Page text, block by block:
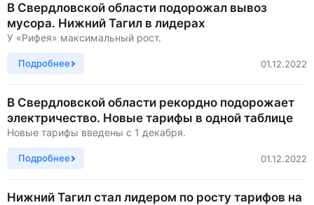
В Свердловской области подорожал вывоз
мусора. Нижний Тагил в лидерах
У «Рифея» максимальный рост.
Подробнее 01.12.2022
В Свердловской области рекордно подорожает
электричество. Новые тарифы в одной таблице
Новые тарифы введены с 1 декабря.
Подробнее 01.12.2022
Нижний Тагил стал лидером по росту тарифов на